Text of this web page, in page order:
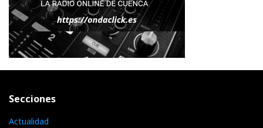
Secciones
Actualidad